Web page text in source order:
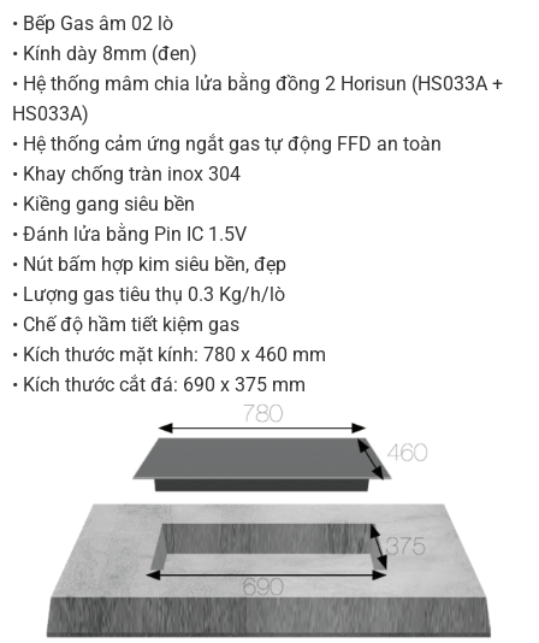
• Bếp Gas âm 02 lò
• Kính dày 8mm (đen)
• Hệ thống mâm chia lửa bằng đồng 2 Horisun (HS033A +
HS033A)
• Hệ thống cảm ứng ngắt gas tự động FFD an toàn
• Khay chống tràn inox 304
• Kiềng gang siêu bền
• Đánh lửa bằng Pin IC 1.5V
• Nút bấm hợp kim siêu bền, đẹp
• Lượng gas tiêu thụ 0.3 Kg/h/lò
• Chế độ hầm tiết kiệm gas
• Kích thước mặt kính: 780 x 460 mm
• Kích thước cắt đá: 690 x 375 mm